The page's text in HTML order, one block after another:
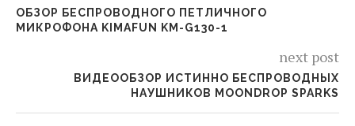
ОБЗОР БЕСПРОВОДНОГО ПЕТЛИЧНОГО
МИКРОФОНА KIMAFUN KM-G130-1
next post
ВИДЕООБЗОР ИСТИННО БЕСПРОВОДНЫХ
НАУШНИКОВ MOONDROP SPARKS